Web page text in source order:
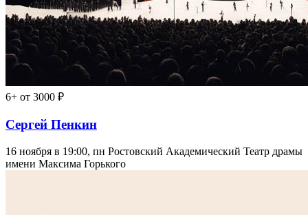
6+ от 3000 ₽
Сергей Пенкин
16 ноября в 19:00, пн Ростовский Академический Театр драмы
имени Максима Горького